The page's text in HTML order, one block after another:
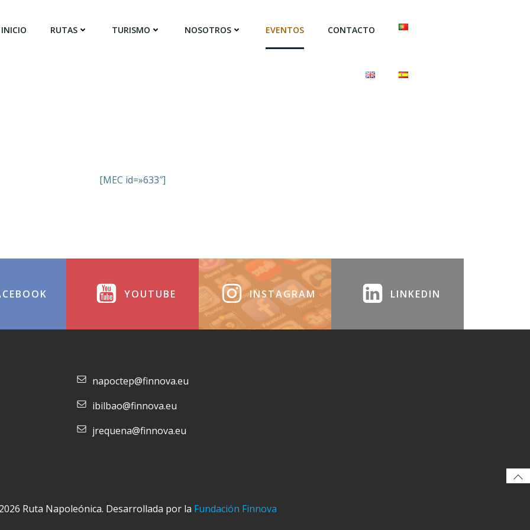
INICIO RUTAS TURISMO NOSOTROS EVENTOS CONTACTO
[MEC id=»633″]
YOUTUBE INSTAGRAM LINKEDIN
napoctep@finnova.eu
ibilbao@finnova.eu
jrequena@finnova.eu
Ruta Napoleónica. Desarrollada por la Fundación Finnova